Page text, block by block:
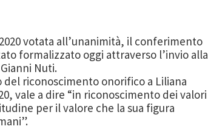
votata all’unanimità, il conferimento
formalizzato oggi attraverso l’invio alla
Nuti.
riconoscimento onorifico a Liliana
vale a dire “in riconoscimento dei valori
per il valore che la sua figura